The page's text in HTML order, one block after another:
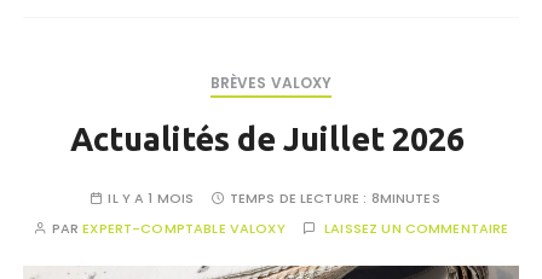
BRÈVES VALOXY
Actualités de Juillet 2026
IL Y A 1 MOIS TEMPS DE LECTURE : 8MINUTES
PAREXPERT-COMPTABLE VALOXY LAISSEZ UN COMMENTAIRE